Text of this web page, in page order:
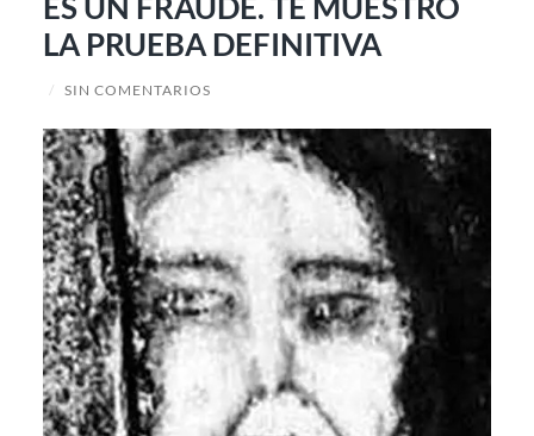
LA PRUEBA DEFINITIVA
/ SIN COMENTARIOS